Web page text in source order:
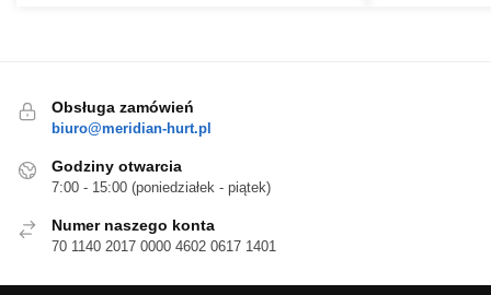
Obsługa zamówień
biuro@meridian-hurt.pl
Godziny otwarcia
7:00 - 15:00 (poniedziałek - piątek)
Numer naszego konta
70 1140 2017 0000 4602 0617 1401